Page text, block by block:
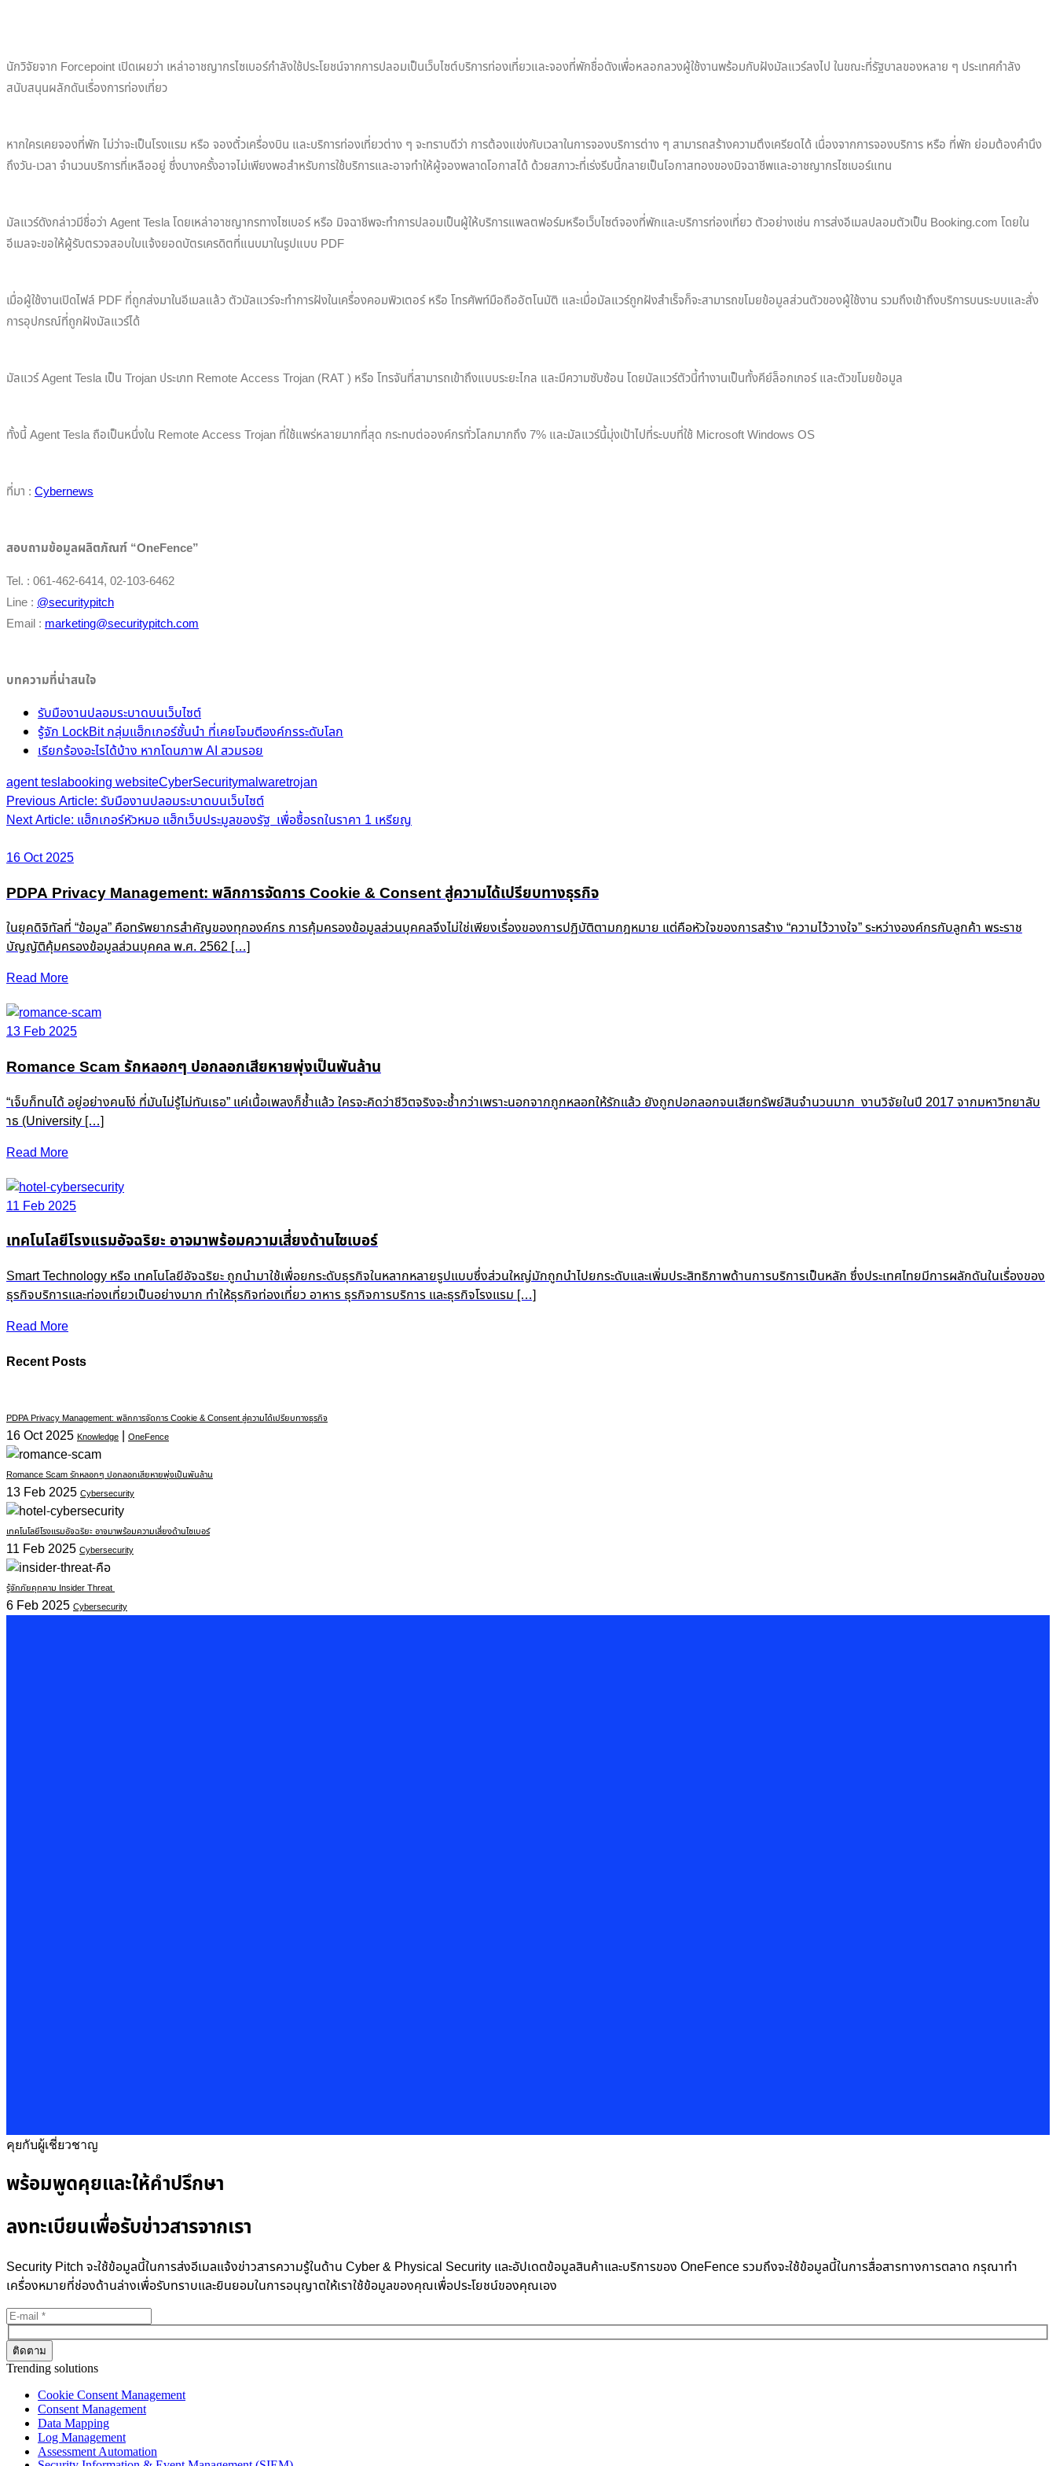
นักวิจัยจาก Forcepoint เปิดเผยว่า เหล่าอาชญากรไซเบอร์กำลังใช้ประโยชน์จากการปลอมเป็นเว็บไซต์บริการท่องเที่ยวและจองที่พักชื่อดังเพื่อหลอกลวงผู้ใช้งานพร้อมกับฝังมัลแวร์ลงไป ในขณะที่รัฐบาลของหลาย ๆ ประเทศกำลัง
สนับสนุนผลักดันเรื่องการท่องเที่ยว
หากใครเคยจองที่พัก ไม่ว่าจะเป็นโรงแรม หรือ จองตั๋วเครื่องบิน และบริการท่องเที่ยวต่าง ๆ จะทราบดีว่า การต้องแข่งกับเวลาในการจองบริการต่าง ๆ สามารถสร้างความตึงเครียดได้ เนื่องจากการจองบริการ หรือ ที่พัก ย่อมต้องคำนึง
ถึงวัน-เวลา จำนวนบริการที่เหลืออยู่ ซึ่งบางครั้งอาจไม่เพียงพอสำหรับการใช้บริการและอาจทำให้ผู้จองพลาดโอกาสได้ ด้วยสภาวะที่เร่งรีบนี้กลายเป็นโอกาสทองของมิจฉาชีพและอาชญากรไซเบอร์แทน
มัลแวร์ดังกล่าวมีชื่อว่า Agent Tesla โดยเหล่าอาชญากรทางไซเบอร์ หรือ มิจฉาชีพจะทำการปลอมเป็นผู้ให้บริการแพลตฟอร์มหรือเว็บไซต์จองที่พักและบริการท่องเที่ยว ตัวอย่างเช่น การส่งอีเมลปลอมตัวเป็น Booking.com โดยใน
อีเมลจะขอให้ผู้รับตรวจสอบใบแจ้งยอดบัตรเครดิตที่แนบมาในรูปแบบ PDF
เมื่อผู้ใช้งานเปิดไฟล์ PDF ที่ถูกส่งมาในอีเมลแล้ว ตัวมัลแวร์จะทำการฝังในเครื่องคอมพิวเตอร์ หรือ โทรศัพท์มือถืออัตโนมัติ และเมื่อมัลแวร์ถูกฝังสำเร็จก็จะสามารถขโมยข้อมูลส่วนตัวของผู้ใช้งาน รวมถึงเข้าถึงบริการบนระบบและสั่ง
การอุปกรณ์ที่ถูกฝังมัลแวร์ได้
มัลแวร์ Agent Tesla เป็น Trojan ประเภท Remote Access Trojan (RAT ) หรือ โทรจันที่สามารถเข้าถึงแบบระยะไกล และมีความซับซ้อน โดยมัลแวร์ตัวนี้ทำงานเป็นทั้งคีย์ล็อกเกอร์ และตัวขโมยข้อมูล
ทั้งนี้ Agent Tesla ถือเป็นหนึ่งใน Remote Access Trojan ที่ใช้แพร่หลายมากที่สุด กระทบต่อองค์กรทั่วโลกมากถึง 7% และมัลแวร์นี้มุ่งเป้าไปที่ระบบที่ใช้ Microsoft Windows OS
ที่มา : Cybernews
สอบถามข้อมูลผลิตภัณฑ์ “OneFence”
Tel. : 061-462-6414, 02-103-6462
Line : @securitypitch
Email : marketing@securitypitch.com
บทความที่น่าสนใจ
รับมืองานปลอมระบาดบนเว็บไซต์
รู้จัก LockBit กลุ่มแฮ็กเกอร์ชั้นนำ ที่เคยโจมตีองค์กรระดับโลก
เรียกร้องอะไรได้บ้าง หากโดนภาพ AI สวมรอย
agent teslabooking websiteCyberSecuritymalwaretrojan
Post
navigation
Previous Article: รับมืองานปลอมระบาดบนเว็บไซต์
Next Article: แฮ็กเกอร์หัวหมอ แฮ็กเว็บประมูลของรัฐ เพื่อซื้อรถในราคา 1 เหรียญ
16 Oct 2025
PDPA Privacy Management: พลิกการจัดการ Cookie & Consent สู่ความได้เปรียบทางธุรกิจ
ในยุคดิจิทัลที่ “ข้อมูล” คือทรัพยากรสำคัญของทุกองค์กร การคุ้มครองข้อมูลส่วนบุคคลจึงไม่ใช่เพียงเรื่องของการปฏิบัติตามกฎหมาย แต่คือหัวใจของการสร้าง “ความไว้วางใจ” ระหว่างองค์กรกับลูกค้า พระราช
บัญญัติคุ้มครองข้อมูลส่วนบุคคล พ.ศ. 2562 […]
Read More
13 Feb 2025
Romance Scam รักหลอกๆ ปอกลอกเสียหายพุ่งเป็นพันล้าน
“เจ็บก็ทนได้ อยู่อย่างคนโง่ ที่มันไม่รู้ไม่ทันเธอ” แค่เนื้อเพลงก็ช้ำแล้ว ใครจะคิดว่าชีวิตจริงจะช้ำกว่าเพราะนอกจากถูกหลอกให้รักแล้ว ยังถูกปอกลอกจนเสียทรัพย์สินจำนวนมาก งานวิจัยในปี 2017 จากมหาวิทยาลับ
าธ (University […]
Read More
11 Feb 2025
เทคโนโลยีโรงแรมอัจฉริยะ อาจมาพร้อมความเสี่ยงด้านไซเบอร์
Smart Technology หรือ เทคโนโลยีอัจฉริยะ ถูกนำมาใช้เพื่อยกระดับธุรกิจในหลากหลายรูปแบบซึ่งส่วนใหญ่มักถูกนำไปยกระดับและเพิ่มประสิทธิภาพด้านการบริการเป็นหลัก ซึ่งประเทศไทยมีการผลักดันในเรื่องของ
ธุรกิจบริการและท่องเที่ยวเป็นอย่างมาก ทำให้ธุรกิจท่องเที่ยว อาหาร ธุรกิจการบริการ และธุรกิจโรงแรม […]
Read More
Recent Posts
PDPA Privacy Management: พลิกการจัดการ Cookie & Consent สู่ความได้เปรียบทางธุรกิจ
16 Oct 2025 Knowledge | OneFence
Romance Scam รักหลอกๆ ปอกลอกเสียหายพุ่งเป็นพันล้าน
13 Feb 2025 Cybersecurity
เทคโนโลยีโรงแรมอัจฉริยะ อาจมาพร้อมความเสี่ยงด้านไซเบอร์
11 Feb 2025 Cybersecurity
รู้จักภัยคุกคาม Insider Threat
6 Feb 2025 Cybersecurity
คุยกับผู้เชี่ยวชาญ
พร้อมพูดคุยและให้คำปรึกษา
ลงทะเบียนเพื่อรับข่าวสารจากเรา
Security Pitch จะใช้ข้อมูลนี้ในการส่งอีเมลแจ้งข่าวสารความรู้ในด้าน Cyber & Physical Security และอัปเดตข้อมูลสินค้าและบริการของ OneFence รวมถึงจะใช้ข้อมูลนี้ในการสื่อสารทางการตลาด กรุณาทำ
เครื่องหมายที่ช่องด้านล่างเพื่อรับทราบและยินยอมในการอนุญาตให้เราใช้ข้อมูลของคุณเพื่อประโยชน์ของคุณเอง
Trending solutions
Cookie Consent Management
Consent Management
Data Mapping
Log Management
Assessment Automation